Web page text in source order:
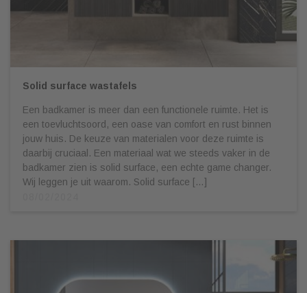
Solid surface wastafels
Een badkamer is meer dan een functionele ruimte. Het is
een toevluchtsoord, een oase van comfort en rust binnen
jouw huis. De keuze van materialen voor deze ruimte is
daarbij cruciaal. Een materiaal wat we steeds vaker in de
badkamer zien is solid surface, een echte game changer.
Wij leggen je uit waarom. Solid surface […]